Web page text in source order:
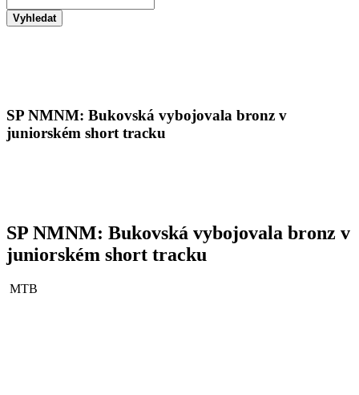
Vyhledat
SP NMNM: Bukovská vybojovala bronz v
juniorském short tracku
SP NMNM: Bukovská vybojovala bronz v
juniorském short tracku
MTB